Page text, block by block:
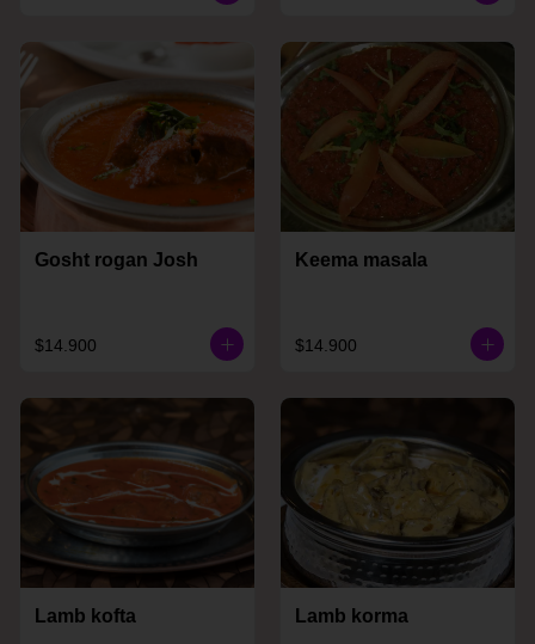
Gosht rogan Josh
$14.900
Keema masala
$14.900
Lamb kofta Lamb korma